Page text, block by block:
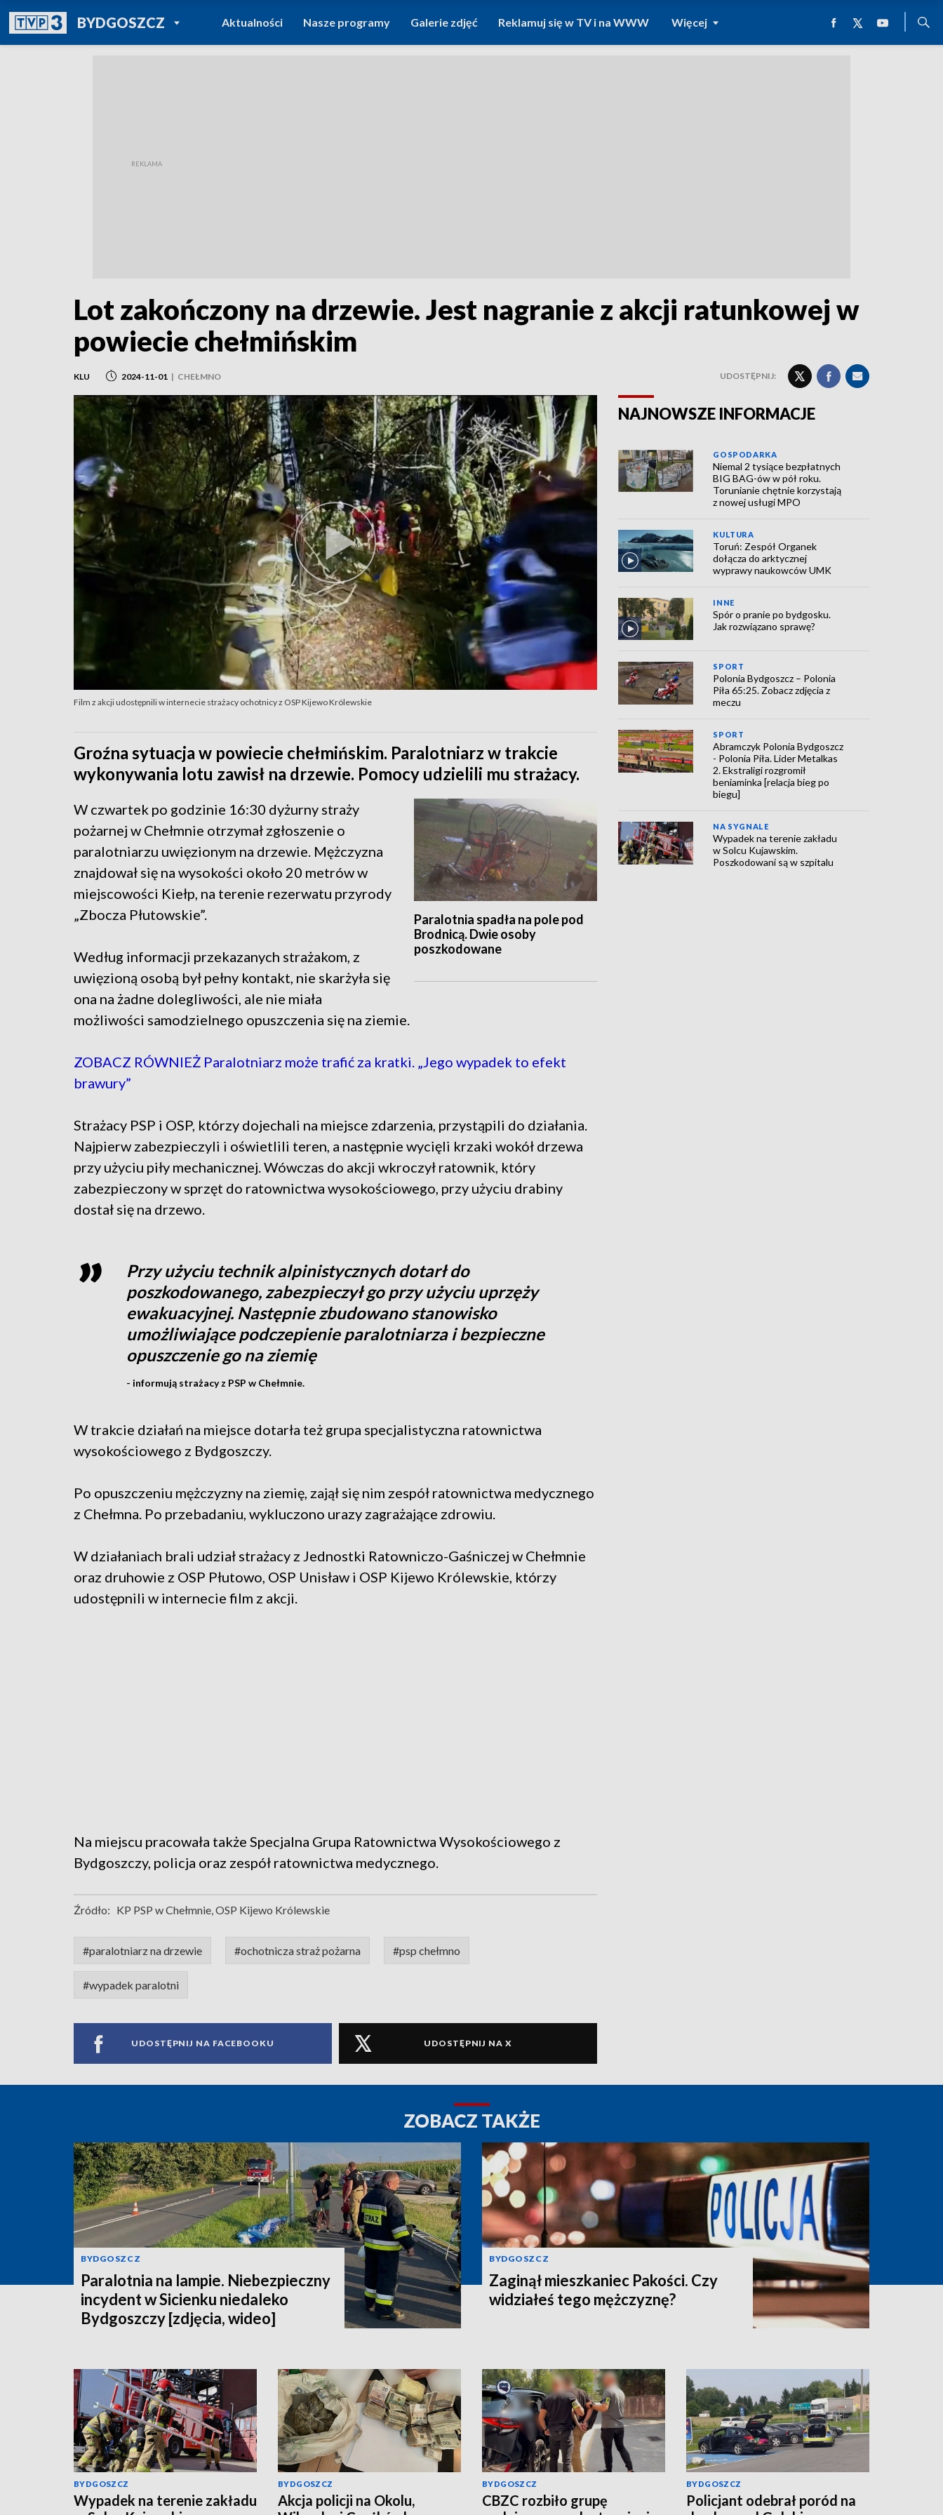
BYDGOSZCZPOWRÓT DO
TVP REGIONY
Aktualności Nasze programy Galerie zdjęć Reklamuj się w TV i na WWW Więcej
Lot zakończony na drzewie. Jest nagranie z akcji ratunkowej w
powiecie chełmińskim
KLU 2024-11-01 | CHEŁMNO UDOSTĘPNIJ:
Film z akcji udostępnili w internecie strażacy ochotnicy z OSP Kijewo Królewskie
Groźna sytuacja w powiecie chełmińskim. Paralotniarz w trakcie
wykonywania lotu zawisł na drzewie. Pomocy udzielili mu strażacy.
Paralotnia spadła na pole pod
Brodnicą. Dwie osoby
poszkodowane
W czwartek po godzinie 16:30 dyżurny straży
pożarnej w Chełmnie otrzymał zgłoszenie o
paralotniarzu uwięzionym na drzewie. Mężczyzna
znajdował się na wysokości około 20 metrów w
miejscowości Kiełp, na terenie rezerwatu przyrody
„Zbocza Płutowskie”.
Według informacji przekazanych strażakom, z
uwięzioną osobą był pełny kontakt, nie skarżyła się
ona na żadne dolegliwości, ale nie miała
możliwości samodzielnego opuszczenia się na ziemie.
ZOBACZ RÓWNIEŻ Paralotniarz może trafić za kratki. „Jego wypadek to efekt
brawury”
Strażacy PSP i OSP, którzy dojechali na miejsce zdarzenia, przystąpili do działania.
Najpierw zabezpieczyli i oświetlili teren, a następnie wycięli krzaki wokół drzewa
przy użyciu piły mechanicznej. Wówczas do akcji wkroczył ratownik, który
zabezpieczony w sprzęt do ratownictwa wysokościowego, przy użyciu drabiny
dostał się na drzewo.
Przy użyciu technik alpinistycznych dotarł do
poszkodowanego, zabezpieczył go przy użyciu uprzęży
ewakuacyjnej. Następnie zbudowano stanowisko
umożliwiające podczepienie paralotniarza i bezpieczne
opuszczenie go na ziemię
- informują strażacy z PSP w Chełmnie.
W trakcie działań na miejsce dotarła też grupa specjalistyczna ratownictwa
wysokościowego z Bydgoszczy.
Po opuszczeniu mężczyzny na ziemię, zajął się nim zespół ratownictwa medycznego
z Chełmna. Po przebadaniu, wykluczono urazy zagrażające zdrowiu.
W działaniach brali udział strażacy z Jednostki Ratowniczo-Gaśniczej w Chełmnie
oraz druhowie z OSP Płutowo, OSP Unisław i OSP Kijewo Królewskie, którzy
udostępnili w internecie film z akcji.
Na miejscu pracowała także Specjalna Grupa Ratownictwa Wysokościowego z
Bydgoszczy, policja oraz zespół ratownictwa medycznego.
Źródło: KP PSP w Chełmnie, OSP Kijewo Królewskie
#paralotniarz na drzewie #ochotnicza straż pożarna #psp chełmno
#wypadek paralotni
UDOSTĘPNIJ NA FACEBOOKU UDOSTĘPNIJ NA X
NAJNOWSZE INFORMACJE
GOSPODARKA
Niemal 2 tysiące bezpłatnych
BIG BAG-ów w pół roku.
Torunianie chętnie korzystają
z nowej usługi MPO
KULTURA
Toruń: Zespół Organek
dołącza do arktycznej
wyprawy naukowców UMK
INNE
Spór o pranie po bydgosku.
Jak rozwiązano sprawę?
SPORT
Polonia Bydgoszcz – Polonia
Piła 65:25. Zobacz zdjęcia z
meczu
SPORT
Abramczyk Polonia Bydgoszcz
- Polonia Piła. Lider Metalkas
2. Ekstraligi rozgromił
beniaminka [relacja bieg po
biegu]
NA SYGNALE
Wypadek na terenie zakładu
w Solcu Kujawskim.
Poszkodowani są w szpitalu
ZOBACZ TAKŻE
BYDGOSZCZ
Paralotnia na lampie. Niebezpieczny
incydent w Sicienku niedaleko
Bydgoszczy [zdjęcia, wideo]
BYDGOSZCZ
Zaginął mieszkaniec Pakości. Czy
widziałeś tego mężczyznę?
BYDGOSZCZ
Wypadek na terenie zakładu
BYDGOSZCZ
Akcja policji na Okolu,
BYDGOSZCZ
CBZC rozbiło grupę
BYDGOSZCZ
Policjant odebrał poród na